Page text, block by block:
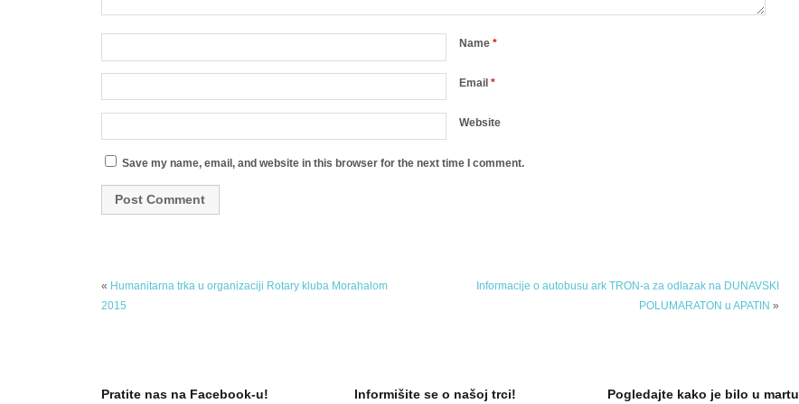
Name *
Email *
Website
Save my name, email, and website in this browser for the next time I comment.
« Humanitarna trka u organizaciji Rotary kluba Morahalom
2015
Informacije o autobusu ark TRON-a za odlazak na DUNAVSKI
POLUMARATON u APATIN »
Pratite nas na Facebook-u! Informišite se o našoj trci!
Pogledajte kako je bilo u martu